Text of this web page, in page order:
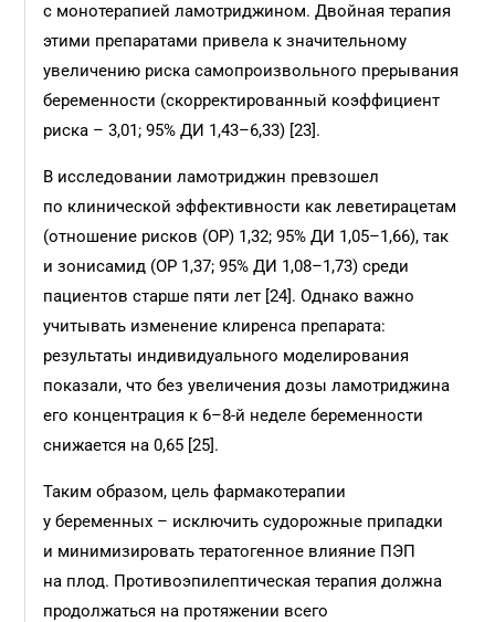
с монотерапией ламотриджином. Двойная терапия
этими препаратами привела к значительному
увеличению риска самопроизвольного прерывания
беременности (скорректированный коэффициент
риска – 3,01; 95% ДИ 1,43–6,33) [23].
В исследовании ламотриджин превзошел
по клинической эффективности как леветирацетам
(отношение рисков (ОР) 1,32; 95% ДИ 1,05–1,66), так
и зонисамид (ОР 1,37; 95% ДИ 1,08–1,73) среди
пациентов старше пяти лет [24]. Однако важно
учитывать изменение клиренса препарата:
результаты индивидуального моделирования
показали, что без увеличения дозы ламотриджина
его концентрация к 6–8-й неделе беременности
снижается на 0,65 [25].
Таким образом, цель фармакотерапии
у беременных – исключить судорожные припадки
и минимизировать тератогенное влияние ПЭП
на плод. Противоэпилептическая терапия должна
продолжаться на протяжении всего